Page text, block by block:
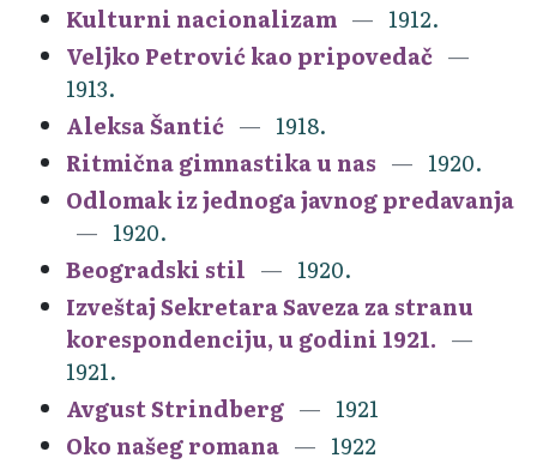
Kulturni nacionalizam
1912.
Veljko Petrović kao pripovedač
1913.
Aleksa Šantić
1918.
Ritmična gimnastika u nas
1920.
Odlomak iz jednoga javnog predavanja
1920.
Beogradski stil
1920.
Izveštaj Sekretara Saveza za stranu
korespondenciju, u godini 1921.
1921.
Avgust Strindberg
1921
Oko našeg romana
1922